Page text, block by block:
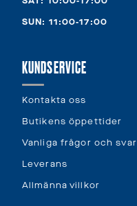
SUN: 11:00-17:00
KUNDSERVICE
Kontakta oss
Butikens öppettider
Vanliga frågor och svar
Leverans
Allmänna villkor